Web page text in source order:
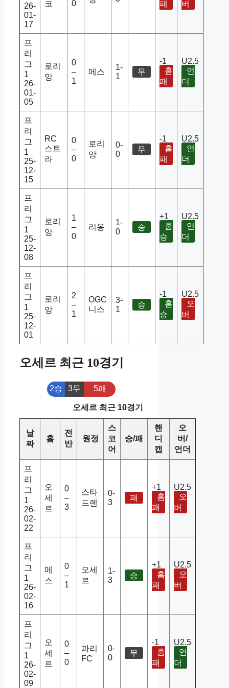
26-
01-
17
코
0
패
버
프
리
그
1
26-
01-
05
로리
앙
0
–
1
메스
1-
1
무
-1
홈
패
U2.5
언
더
프
리
그
1
25-
12-
15
RC
스트
라
0
–
0
로리
앙
0-
0
무
-1
홈
패
U2.5
언
더
프
리
그
1
25-
12-
08
로리
앙
1
–
0
리옹
1-
0
승
+1
홈
승
U2.5
언
더
프
리
그
1
25-
12-
01
로리
앙
2
–
1
OGC
니스
3-
1
승
-1
홈
승
U2.5
오
버
오세르 최근 10경기
2승 3무 5패
오세르 최근 10경기
날
짜
홈
전
반
원정
스
코
어
승/패
핸
디
캡
오
버/
언더
프
리
그
1
26-
02-
22
오
세
르
0
–
3
스타
드렌
0-
3
패
+1
홈
패
U2.5
오
버
프
리
그
1
26-
02-
16
메
스
0
–
1
오세
르
1-
3
승
+1
홈
패
U2.5
오
버
프
리
그
1
26-
02-
09
오
세
르
0
–
0
파리
FC
0-
0
무
-1
홈
패
U2.5
언
더